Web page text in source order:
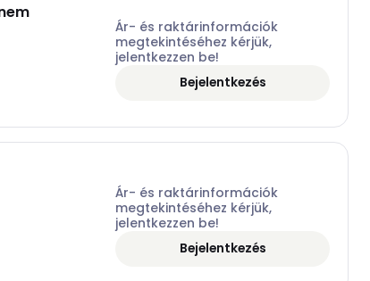
Ár- és raktárinformációk
megtekintéséhez kérjük,
jelentkezzen be!
Bejelentkezés
Ár- és raktárinformációk
megtekintéséhez kérjük,
jelentkezzen be!
Bejelentkezés